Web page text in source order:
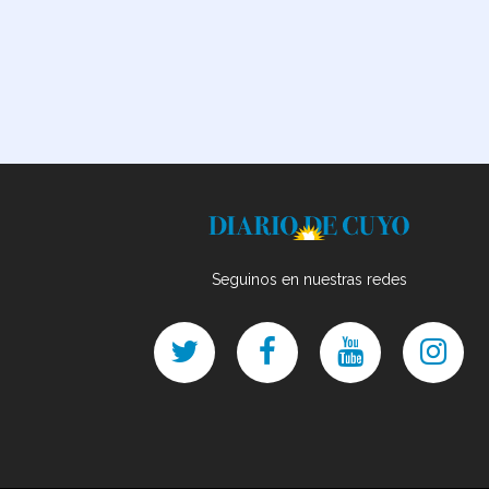
Seguinos en nuestras redes